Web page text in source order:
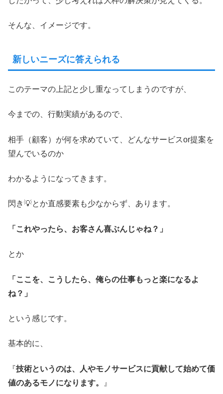
そんな、イメージです。
新しいニーズに答えられる
このテーマの上記と少し重なってしまうのですが、
今までの、行動実績があるので、
相手（顧客）が何を求めていて、どんなサービスor提案を
望んでいるのか
わかるようになってきます。
閃き💡とか直感要素も少なからず、あります。
「これやったら、お客さん喜ぶんじゃね？」
とか
「ここを、こうしたら、俺らの仕事もっと楽になるよ
ね？」
という感じです。
基本的に、
『技術というのは、人やモノサービスに貢献して始めて価
値のあるモノになります。
』